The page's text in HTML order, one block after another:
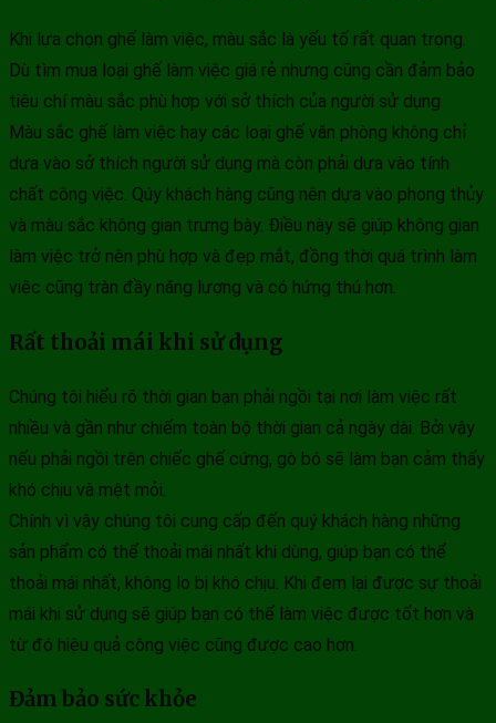
Khi lựa chọn ghế làm việc, màu sắc là yếu tố rất quan trọng.
Dù tìm mua loại ghế làm việc giá rẻ nhưng cũng cần đảm bảo
tiêu chí màu sắc phù hơp với sở thích của người sử dụng
Màu sắc ghế làm việc hay các loại ghế văn phòng không chỉ
dựa vào sở thích người sử dụng mà còn phải dựa vào tính
chất công việc. Qúy khách hàng cũng nên dựa vào phong thủy
và màu sắc không gian trưng bày. Điều này sẽ giúp không gian
làm việc trở nên phù hợp và đẹp mắt, đồng thời quá trình làm
việc cũng tràn đầy năng lượng và có hứng thú hơn.
Rất thoải mái khi sử dụng
Chúng tôi hiểu rõ thời gian bạn phải ngồi tại nơi làm việc rất
nhiều và gần như chiếm toàn bộ thời gian cả ngày dài. Bởi vậy
nếu phải ngồi trên chiếc ghế cứng, gò bó sẽ làm bạn cảm thấy
khó chịu và mệt mỏi.
Chính vì vậy chúng tôi cung cấp đến quý khách hàng những
sản phẩm có thể thoải mái nhất khi dùng, giúp bạn có thể
thoải mái nhất, không lo bị khó chịu. Khi đem lại được sự thoải
mái khi sử dụng sẽ giúp bạn có thể làm việc được tốt hơn và
từ đó hiệu quả công việc cũng được cao hơn.
Đảm bảo sức khỏe